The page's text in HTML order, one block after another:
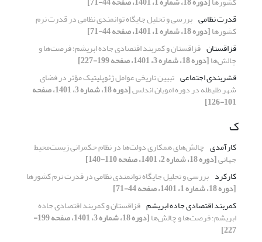
قدرت نظامی بررسی و تحلیل جایگاه توانمندی نظامی در قدرت نرم
کشورها[دوره 18، شماره 1، 1401، صفحه 44-71]
قزاقستان قزاقستان و کمربند اقتصادی جاده ابریشم؛ فرصت‌ها و
چالش‌ها[دوره 18، شماره 3، 1401، صفحه 199-227]
قشربندی اجتماعی تبیین تاریخی عوامل ژئوپلیتیک مؤثر در فضای
شهر طلیطله در دوره امویان اندلس [دوره 18، شماره 3، 1401، صفحه
101-126]
ک
کارآمدی چالش‌های همکاری‌ دولت‌ها در نظام حکمرانی زیست‌محیط
جهانی[دوره 18، شماره 2، 1401، صفحه 110-140]
کارکرد بررسی و تحلیل جایگاه توانمندی نظامی در قدرت نرم کشورها
[دوره 18، شماره 1، 1401، صفحه 44-71]
کمربند اقتصادی جاده ابریشم قزاقستان و کمربند اقتصادی جاده
ابریشم؛ فرصت‌ها و چالش‌ها [دوره 18، شماره 3، 1401، صفحه 199-
227]